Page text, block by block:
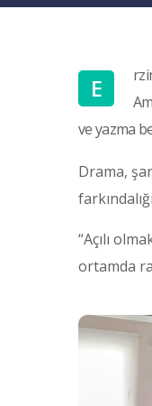
E
ve yazma
Drama,
“Açılı
ortamda